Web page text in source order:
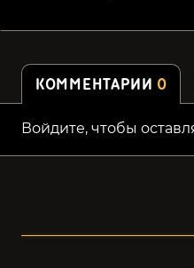
КОММЕНТАРИИ 0
Войдите, чтобы